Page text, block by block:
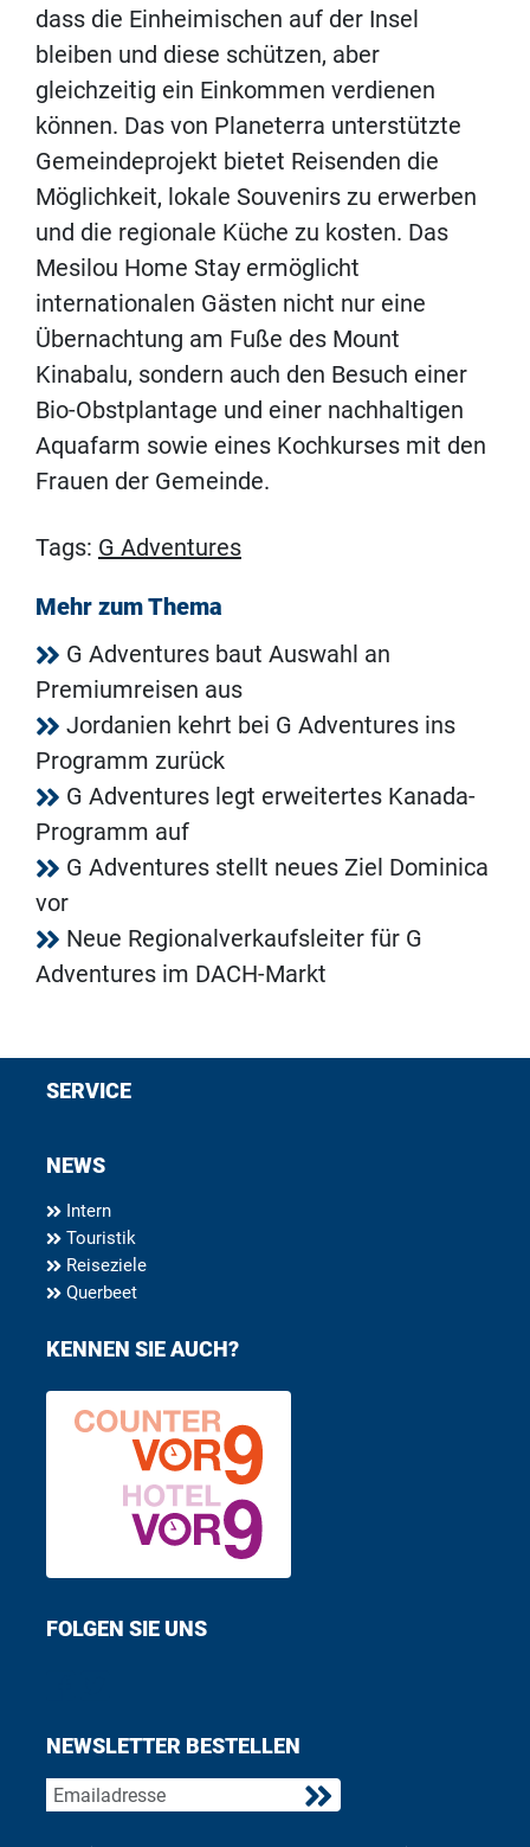
dass die Einheimischen auf der Insel
bleiben und diese schützen, aber
gleichzeitig ein Einkommen verdienen
können. Das von Planeterra unterstützte
Gemeindeprojekt bietet Reisenden die
Möglichkeit, lokale Souvenirs zu erwerben
und die regionale Küche zu kosten. Das
Mesilou Home Stay ermöglicht
internationalen Gästen nicht nur eine
Übernachtung am Fuße des Mount
Kinabalu, sondern auch den Besuch einer
Bio-Obstplantage und einer nachhaltigen
Aquafarm sowie eines Kochkurses mit den
Frauen der Gemeinde.
Tags: G Adventures
Mehr zum Thema
G Adventures baut Auswahl an
Premiumreisen aus
Jordanien kehrt bei G Adventures ins
Programm zurück
G Adventures legt erweitertes Kanada-
Programm auf
G Adventures stellt neues Ziel Dominica
vor
Neue Regionalverkaufsleiter für G
Adventures im DACH-Markt
SERVICE
NEWS
Intern
Touristik
Reiseziele
Querbeet
KENNEN SIE AUCH?
FOLGEN SIE UNS
NEWSLETTER BESTELLEN